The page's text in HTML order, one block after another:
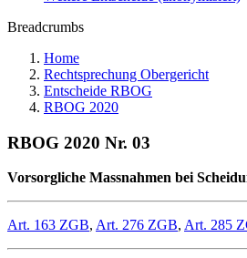
Breadcrumbs
Home
Rechtsprechung Obergericht
Entscheide RBOG
RBOG 2020
RBOG 2020 Nr. 03
Vorsorgliche Massnahmen bei
Art. 163 ZGB, Art. 276 ZGB, Art. 285